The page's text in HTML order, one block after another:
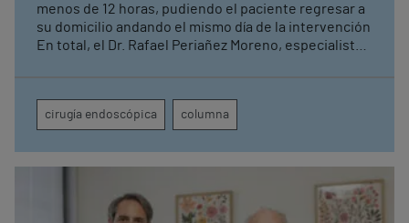
menos de 12 horas, pudiendo el paciente regresar a
su domicilio andando el mismo día de la intervención
En total, el Dr. Rafael Periañez Moreno, especialista
a lo largo de diez años de actividad en el centro
cirugía endoscópica columna